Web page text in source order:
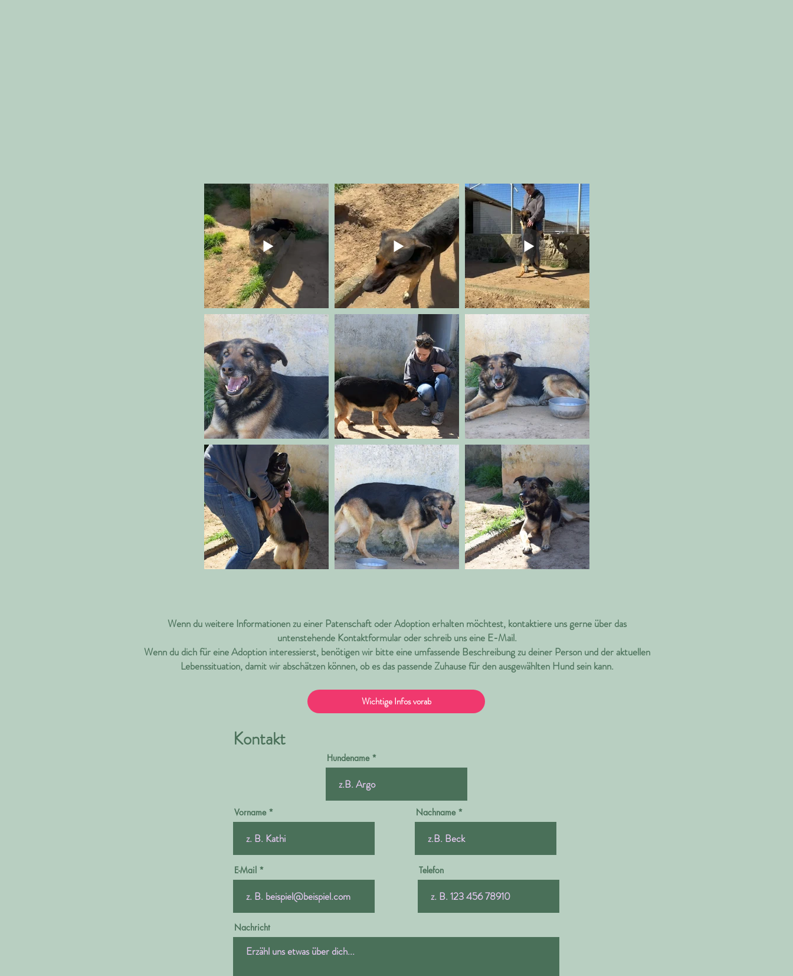
Wenn du weitere Informationen zu einer Patenschaft oder Adoption erhalten möchtest, kontaktiere uns gerne über das
untenstehende Kontaktformular oder schreib uns eine E-Mail.
Wenn du dich für eine Adoption interessierst, benötigen wir bitte eine umfassende Beschreibung zu deiner Person und der aktuellen
Lebenssituation, damit wir abschätzen können, ob es das passende Zuhause für den ausgewählten Hund sein kann.
Wichtige Infos vorab
Kontakt
Hundename
Vorname
E-Mail
Nachname
Telefon
Nachricht